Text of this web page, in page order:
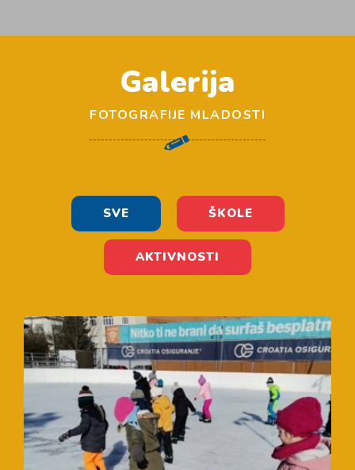
Galerija
FOTOGRAFIJE MLADOSTI
SVE ŠKOLE
AKTIVNOSTI